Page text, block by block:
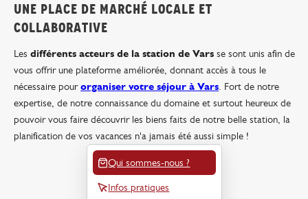
UNE PLACE DE MARCHÉ LOCALE ET
COLLABORATIVE
Les différents acteurs de la station de Vars se sont unis afin de
vous offrir une plateforme améliorée, donnant accès à tous le
nécessaire pourorganiser votre séjour à Vars. Fort de notre
expertise, de notre connaissance du domaine et surtout heureux de
pouvoir vous faire découvrir les biens faits de notre belle station, la
planification de vos vacances n'a jamais été aussi simple !
Qui sommes-nous ?
Infos pratiques